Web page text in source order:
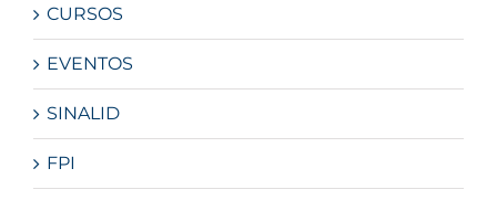
CURSOS
EVENTOS
SINALID
FPI